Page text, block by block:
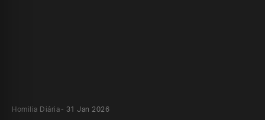
Homilia Diária 31 Jan 2026